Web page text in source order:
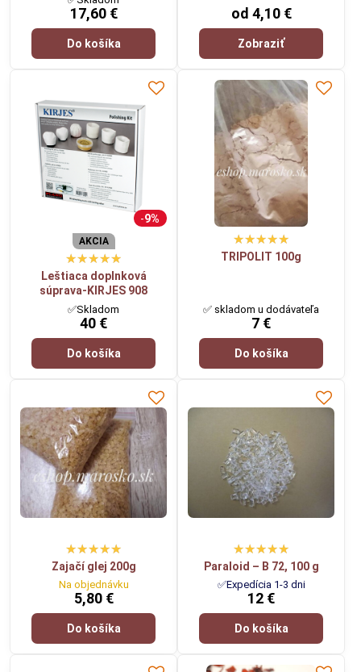
17,60 €
Do košíka
od 4,10 €
Zobraziť
9%
AKCIA
Leštiaca doplnková
súprava-KIRJES 908
✅Skladom
40 €
Do košíka
TRIPOLIT 100g
✅ skladom u dodávateľa
7 €
Do košíka
Zajačí glej 200g
Na objednávku
5,80 €
Do košíka
Paraloid – B 72, 100 g
✅Expedícia 1-3 dni
12 €
Do košíka